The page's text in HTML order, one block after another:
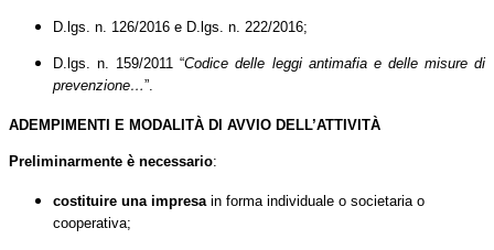
D.lgs. n. 126/2016 e D.lgs. n. 222/2016;
D.lgs. n. 159/2011 “Codice delle leggi antimafia e delle misure di
prevenzione…”.
ADEMPIMENTI E MODALITÀ DI AVVIO DELL’ATTIVITÀ
Preliminarmente è necessario:
costituire una impresain forma individuale o societaria o
cooperativa;